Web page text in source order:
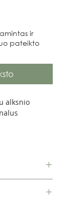
ir
pateikto
alksnio